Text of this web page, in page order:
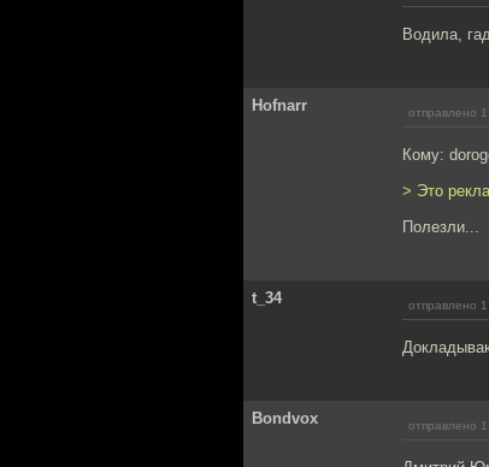
Водила,
Hofnarr отправлено
Кому:
> Это
Полезли...
t_34 отправлено
Bondvox отправлено